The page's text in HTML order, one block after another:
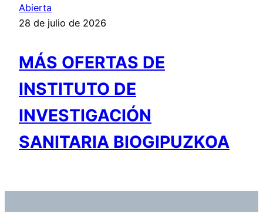
Abierta
28 de julio de 2026
MÁS OFERTAS DE
INSTITUTO DE
INVESTIGACIÓN
SANITARIA BIOGIPUZKOA